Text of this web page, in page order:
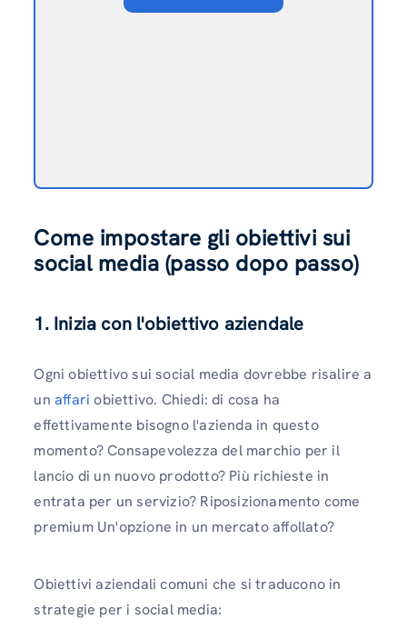
Come impostare gli obiettivi sui
social media (passo dopo passo)
1. Inizia con l'obiettivo aziendale
Ogni obiettivo sui social media dovrebbe risalire a
un affariobiettivo. Chiedi: di cosa ha
effettivamente bisogno l'azienda in questo
momento? Consapevolezza del marchio per il
lancio di un nuovo prodotto? Più richieste in
entrata per un servizio? Riposizionamento come
premium Un'opzione in un mercato affollato?
Obiettivi aziendali comuni che si traducono in
strategie per i social media: